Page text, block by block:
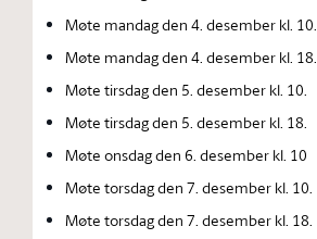
Møte mandag den 4. desember kl. 10.
Møte mandag den 4. desember kl. 18.
Møte tirsdag den 5. desember kl. 10.
Møte tirsdag den 5. desember kl. 18.
Møte onsdag den 6. desember kl. 10
Møte torsdag den 7. desember kl. 10.
Møte torsdag den 7. desember kl. 18.